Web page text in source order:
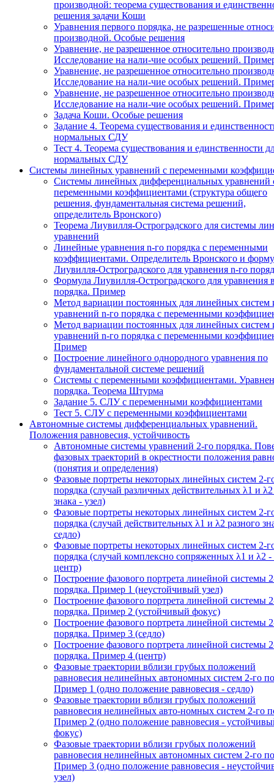
производной: теорема существования и
решения задачи Коши
Уравнения первого порядка, не разрешенные
производной. Особые решения
Уравнение, не разрешенное относительно
Исследование на нали-чие особых решений.
Уравнение, не разрешенное относительно
Исследование на нали-чие особых решений.
Уравнение, не разрешенное относительно
Исследование на нали-чие особых решений.
Задача Коши. Особые решения
Задание 4. Теорема существования и
нормальных СДУ
Тест 4. Теорема существования и единственности
нормальных СДУ
Системы линейных уравнений с переменными
Системы линейных дифференциальных уравнений
переменными коэффициентами (структура общего
решения, фундаментальная система решений,
определитель Вронского)
Теорема Лиувилля-Остроградского для системы
уравнений
Линейные уравнения n-го порядка с переменными
коэффициентами. Определитель Вронского и
Лиувилля-Остроградского для уравнения n-го
Формула Лиувилля-Остроградского для уравнения
порядка. Пример
Метод вариации постоянных для линейных систем
уравнений n-го порядка с переменными
Метод вариации постоянных для линейных систем
уравнений n-го порядка с переменными
Пример
Построение линейного однородного уравнения по
фундаментальной системе решений
Системы с переменными коэффициентами.
порядка. Теорема Штурма
Задание 5. СЛУ с переменными коэффициентами
Тест 5. СЛУ с переменными коэффициентами
Автономные системы дифференциальных уравнений.
Положения равновесия, устойчивость
Автономные системы уравнений 2-го порядка.
фазовых траекторий в окрестности положения
(понятия и определения)
Фазовые портреты некоторых линейных систем 2-
порядка (случай различных действительных λ1 и
знака - узел)
Фазовые портреты некоторых линейных систем 2-
порядка (случай действительных λ1 и λ2 разного
седло)
Фазовые портреты некоторых линейных систем 2-
порядка (случай комплексно сопряженных λ1 и λ2 -
центр)
Построение фазового портрета линейной системы
порядка. Пример 1 (неустойчивый узел)
Построение фазового портрета линейной системы
порядка. Пример 2 (устойчивый фокус)
Построение фазового портрета линейной системы
порядка. Пример 3 (седло)
Построение фазового портрета линейной системы
порядка. Пример 4 (центр)
Фазовые траектории вблизи грубых положений
равновесия нелинейных автономных систем 2-го
Пример 1 (одно положение равновесия - седло)
Фазовые траектории вблизи грубых положений
равновесия нелинейных авто-номных систем 2-го
Пример 2 (одно положение равновесия -
фокус)
Фазовые траектории вблизи грубых положений
равновесия нелинейных автономных систем 2-го
Пример 3 (одно положение равновесия -
узел)